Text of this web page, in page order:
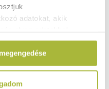
adatokat, akik
vagy az általad
gyűjtöttek.